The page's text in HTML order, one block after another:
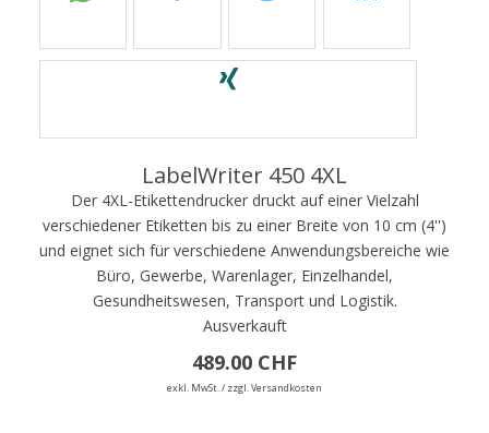
LabelWriter 450 4XL
Der 4XL-Etikettendrucker druckt auf einer Vielzahl
verschiedener Etiketten bis zu einer Breite von 10 cm (4'')
und eignet sich für verschiedene Anwendungsbereiche wie
Büro, Gewerbe, Warenlager, Einzelhandel,
Gesundheitswesen, Transport und Logistik.
Ausverkauft
489.00 CHF
exkl. MwSt. / zzgl. Versandkosten